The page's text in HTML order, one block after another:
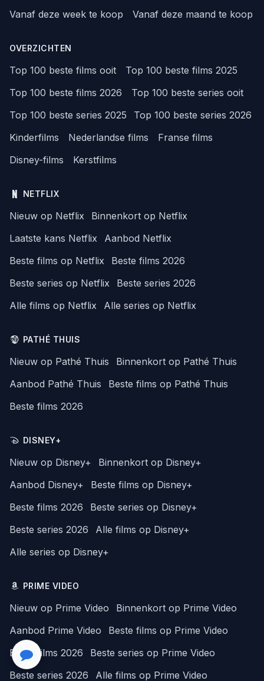
Vanaf deze week te koop
Vanaf deze maand te koop
OVERZICHTEN
Top 100 beste films ooit
Top 100 beste films 2025
Top 100 beste films 2026
Top 100 beste series ooit
Top 100 beste series 2025
Top 100 beste series 2026
Kinderfilms
Nederlandse films
Franse films
Disney-films
Kerstfilms
NETFLIX
Nieuw op Netflix
Binnenkort op Netflix
Laatste kans Netflix
Aanbod Netflix
Beste films op Netflix
Beste films 2026
Beste series op Netflix
Beste series 2026
Alle films op Netflix
Alle series op Netflix
PATHÉ THUIS
Nieuw op Pathé Thuis
Binnenkort op Pathé Thuis
Aanbod Pathé Thuis
Beste films op Pathé Thuis
Beste films 2026
DISNEY+
Nieuw op Disney+
Binnenkort op Disney+
Aanbod Disney+
Beste films op Disney+
Beste films 2026
Beste series op Disney+
Beste series 2026
Alle films op Disney+
Alle series op Disney+
PRIME VIDEO
Nieuw op Prime Video
Binnenkort op Prime Video
Aanbod Prime Video
Beste films op Prime Video
Beste films 2026
Beste series op Prime Video
Beste series 2026
Alle films op Prime Video